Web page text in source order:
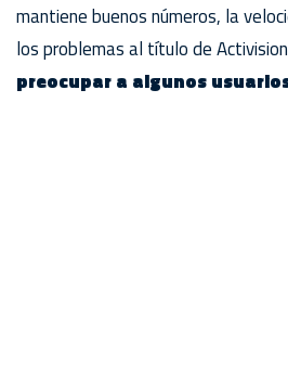
mantiene buenos números, la
los problemas al título de
preocupar a algunos